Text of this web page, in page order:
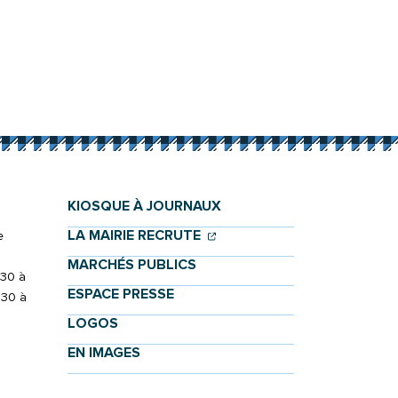
à
à
KIOSQUE À JOURNAUX
LA MAIRIE RECRUTE (OUVERTURE DANS UN
(OUVERTURE DANS UN
MARCHÉS PUBLICS
ESPACE PRESSE
LOGOS
EN IMAGES